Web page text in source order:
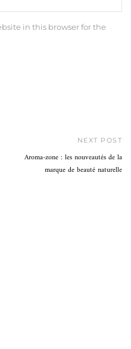
in this browser for the
NEXT POST
Aroma-zone : les nouveautés de la
marque de beauté naturelle